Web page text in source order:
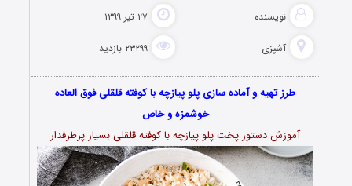
نویسنده ۲۷ تیر ۱۳۹۹
آشپزی ۲۳۲۹۹ بازدید
طرز تهیه و آماده سازی پلو پیازچه با کوفته قلقلی فوق العاده
خوشمزه و خاص
آموزش دستور پخت پلو پیازچه با کوفته قلقلی بسیار پرطرفدار